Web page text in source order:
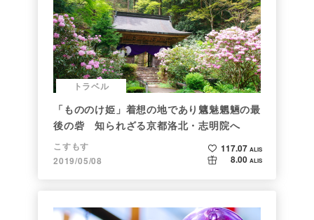
トラベル
「もののけ姫」着想の地であり魑魅魍魎の最
後の砦 知られざる京都洛北・志明院へ
こすもす
2019/05/08
117.07 ALIS
8.00 ALIS